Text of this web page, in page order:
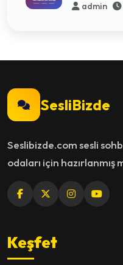
admin
SesliBizde
Seslibizde.com sesli
odaları için
Keşfet